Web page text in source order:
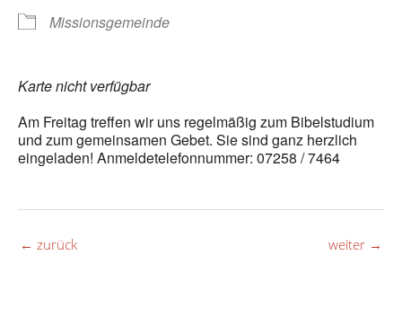
Missionsgemeinde
Karte nicht verfügbar
Am Freitag treffen wir uns regelmäßig zum Bibelstudium
und zum gemeinsamen Gebet. Sie sind ganz herzlich
eingeladen! Anmeldetelefonnummer: 07258 / 7464
← zurück weiter →